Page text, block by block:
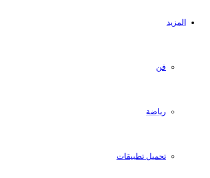
المزيد
فن
رياضة
تحميل تطبيقات